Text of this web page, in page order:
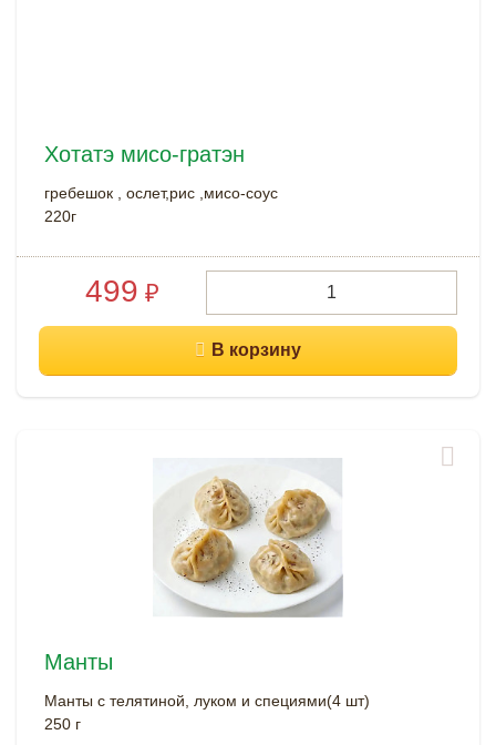
Хотатэ мисо-гратэн
гребешок , ослет,рис ,мисо-соус
220г
499 ₽
Манты
Манты с телятиной, луком и специями(4 шт)
250 г